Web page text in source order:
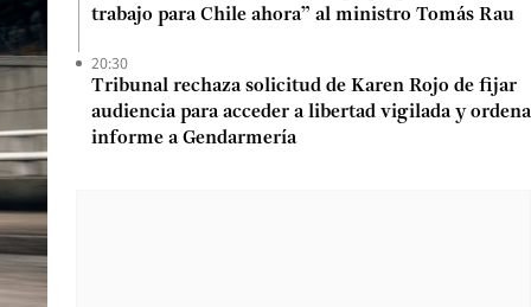
trabajo para Chile ahora” al ministro Tomás Rau
20:30
Tribunal rechaza solicitud de Karen Rojo de fijar
audiencia para acceder a libertad vigilada y ordena
informe a Gendarmería